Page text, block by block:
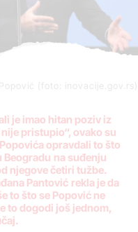
(foto: inovacije.gov.rs)
je imao hitan poziv iz
pristupio“, ovako su
opravdali to što
Beogradu na suđenju
njegove četiri tužbe.
Pantović rekla je da
to što se Popović ne
to dogodi još jednom,